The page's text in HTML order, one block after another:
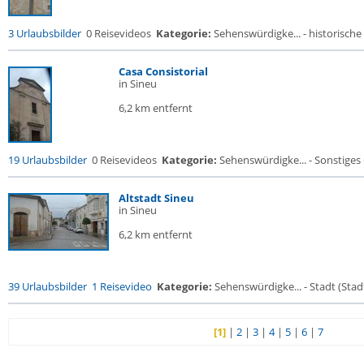
3 Urlaubsbilder 0 Reisevideos Kategorie: Sehenswürdigke... - historische
Casa Consistorial
in Sineu
6,2 km entfernt
19 Urlaubsbilder 0 Reisevideos Kategorie: Sehenswürdigke... -
Altstadt Sineu
in Sineu
6,2 km entfernt
39 Urlaubsbilder 1 Reisevideo Kategorie: Sehenswürdigke... - Stadt
[1] |2 |3 |4| 5 |6 |7